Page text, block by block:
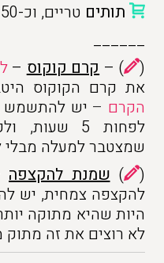
תותים טריים, וכ-50 גרם
______
(
) –קרם קוקוס–
את קרם הקוקוס
הקרם – יש להתשמש
לפחות 5
שמצטבר למעלה מבלי
(
)שמנת להקצפה
להקצפה צמחית, יש
היות שהיא מתוקה
לא רוצים את זה מתוק